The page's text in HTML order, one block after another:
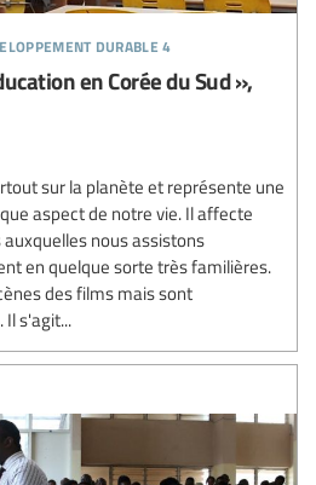
durable 4
en Corée du Sud »,
sur la planète et représente une
aspect de notre vie. Il affecte
nous assistons
en quelque sorte très familières.
des films mais sont
s'agit...